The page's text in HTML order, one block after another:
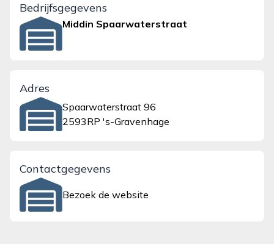
Bedrijfsgegevens
Middin Spaarwaterstraat
Adres
Spaarwaterstraat 96
2593RP 's-Gravenhage
Contactgegevens
Bezoek de website